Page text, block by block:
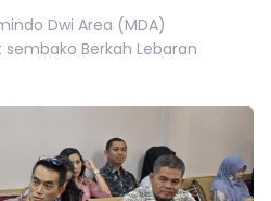
Dwi Area (MDA)
Berkah Lebaran